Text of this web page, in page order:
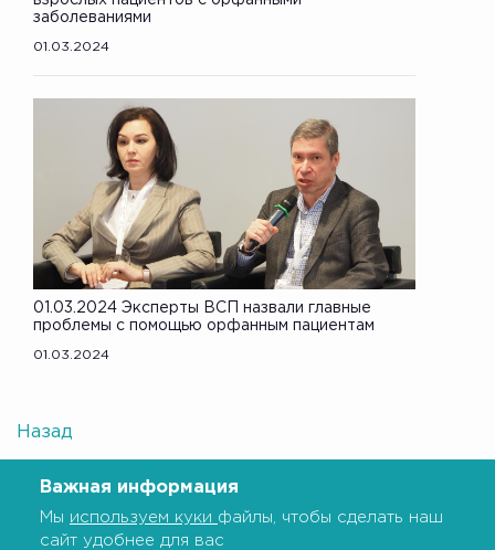
заболеваниями
01.03.2024
01.03.2024 Эксперты ВСП назвали главные
проблемы с помощью орфанным пациентам
01.03.2024
Назад
Важная информация
Мы используем куки файлы, чтобы сделать наш
сайт удобнее для вас